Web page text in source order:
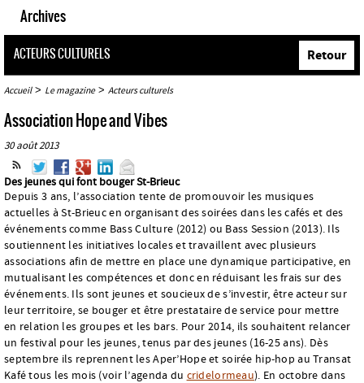
Archives
ACTEURS CULTURELS
Accueil> Le magazine> Acteurs culturels
Retour
Association Hope and Vibes
30 août 2013
Des jeunes qui font bouger St-Brieuc
Depuis 3 ans, l’association tente de promouvoir les musiques
actuelles à St-Brieuc en organisant des soirées dans les cafés et des
événements comme Bass Culture (2012) ou Bass Session (2013). Ils
soutiennent les initiatives locales et travaillent avec plusieurs
associations afin de mettre en place une dynamique participative, en
mutualisant les compétences et donc en réduisant les frais sur des
événements. Ils sont jeunes et soucieux de s’investir, être acteur sur
leur territoire, se bouger et être prestataire de service pour mettre
en relation les groupes et les bars. Pour 2014, ils souhaitent relancer
un festival pour les jeunes, tenus par des jeunes (16-25 ans). Dès
septembre ils reprennent les Aper’Hope et soirée hip-hop au Transat
Kafé tous les mois (voir l’agenda du cridelormeau). En octobre dans